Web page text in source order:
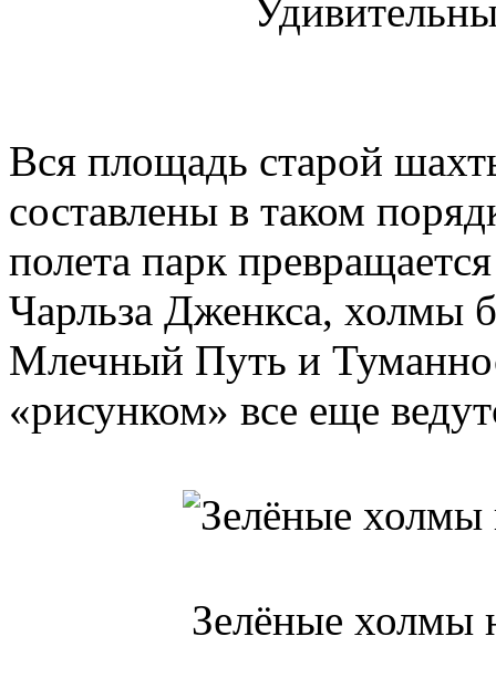
Вся площадь старой
составлены в таком
полета парк
Чарльза Дженкса, холмы
Млечный Путь и
«рисунком» все еще
Зелёные холмы